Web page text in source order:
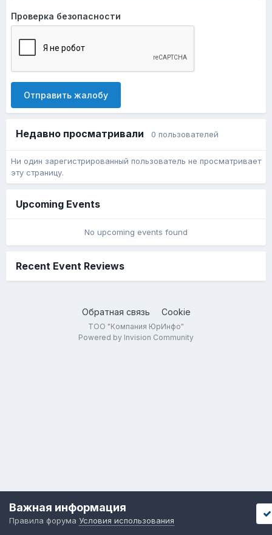
Проверка безопасности
Отправить жалобу
Недавно просматривали 0 пользователей
Ни один зарегистрированный пользователь не просматривает
эту страницу.
Upcoming Events
No upcoming events found
Recent Event Reviews
Обратная связь Cookie
ТОО "Компания ЮрИнфо"
Powered by Invision Community
Важная информация
Правила форума Условия использования